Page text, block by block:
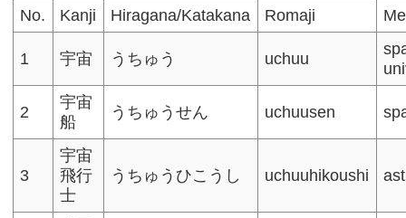
No. Kanji Hiragana/Katakana Romaji
1 宇宙 うちゅう uchuu
2
宇宙
船
うちゅうせん uchuusen
3
宇宙
飛行
士
うちゅうひこうし uchuuhikoushi